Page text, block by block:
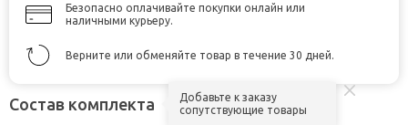
Безопасно оплачивайте покупки онлайн или
наличными курьеру.
Верните или обменяйте товар в течение 30 дней.
Состав комплекта
Добавьте к заказу
сопутствующие товары